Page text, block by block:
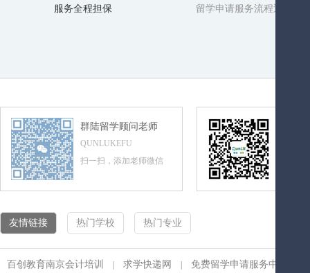
服务全程担保 留学申请服务流程透明化
群陆留学顾问老师
QUNLUKEFU
扫一扫，添加老师微信
友情链接 热门学校 热门专业
百创教育南京会计培训 求学快递网 免费留学申请服务中心